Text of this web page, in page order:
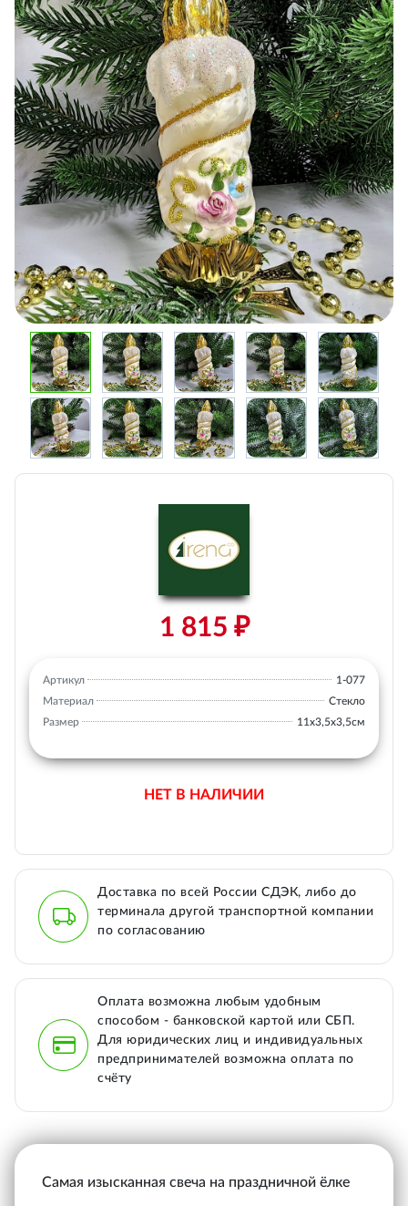
1 815 ₽
Артикул
1-077
Материал
Стекло
Размер
11х3,5х3,5см
НЕТ В НАЛИЧИИ
Доставка по всей России СДЭК, либо до
терминала другой транспортной компании
по согласованию
Оплата возможна любым удобным
способом - банковской картой или СБП.
Для юридических лиц и индивидуальных
предпринимателей возможна оплата по
счёту
Самая изысканная свеча на праздничной ёлке